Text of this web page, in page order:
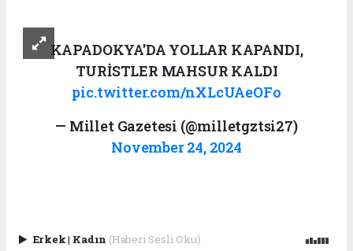
KAPADOKYA'DA YOLLAR KAPANDI,
TURİSTLER MAHSUR KALDI
pic.twitter.com/nXLcUAeOFo
— Millet Gazetesi (@milletgztsi27)
November 24, 2024
Erkek| Kadın (Haberi Sesli Oku)